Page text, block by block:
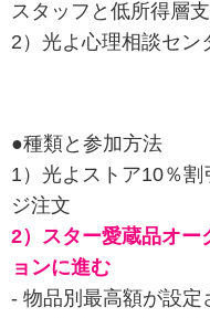
スタッフと低所得層
2）光よ心理相談セン
●種類と参加方法
1）光よストア10％
ジ注文
2）スター愛蔵品オー
ョンに進む
- 物品別最高額が設定